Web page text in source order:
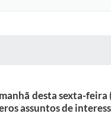
desta sexta-
assuntos de